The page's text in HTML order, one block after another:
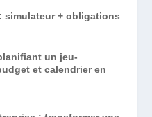
simulateur + obligations